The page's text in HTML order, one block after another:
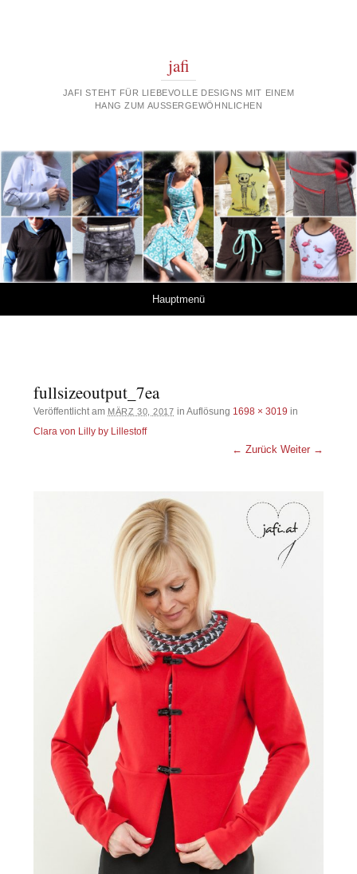
jafi
JAFI STEHT FÜR LIEBEVOLLE DESIGNS MIT EINEM
HANG ZUM AUSSERGEWÖHNLICHEN
Hauptmenü
fullsizeoutput_7ea
Veröffentlicht am MÄRZ 30, 2017 in Auflösung 1698 × 3019 in
Clara von Lilly by Lillestoff
← Zurück Weiter →